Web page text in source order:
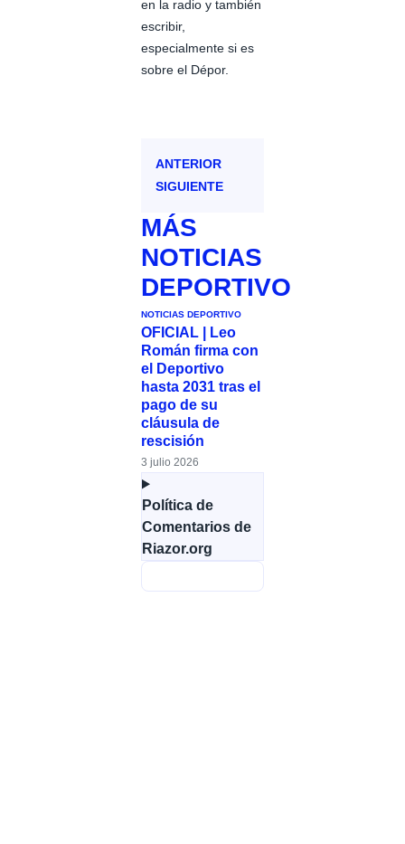
en la radio y también
escribir,
especialmente si es
sobre el Dépor.
ANTERIOR
SIGUIENTE
MÁS
NOTICIAS
DEPORTIVO
NOTICIAS DEPORTIVO
OFICIAL | Leo
Román firma con
el Deportivo
hasta 2031 tras el
pago de su
cláusula de
rescisión
3 julio 2026
Política de
Comentarios de
Riazor.org